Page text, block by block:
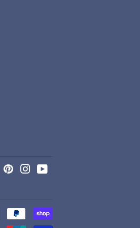
FacebookPinterestInstagram